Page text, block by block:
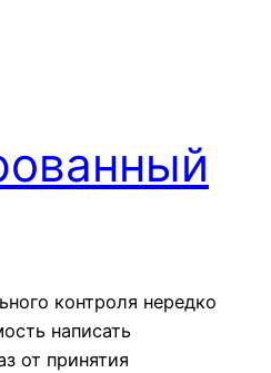
контроля нередко
написать
от принятия